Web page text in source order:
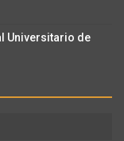
Universitario de